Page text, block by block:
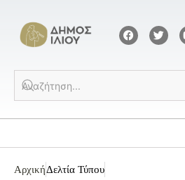
ΑρχικήΔελτία Τύπου